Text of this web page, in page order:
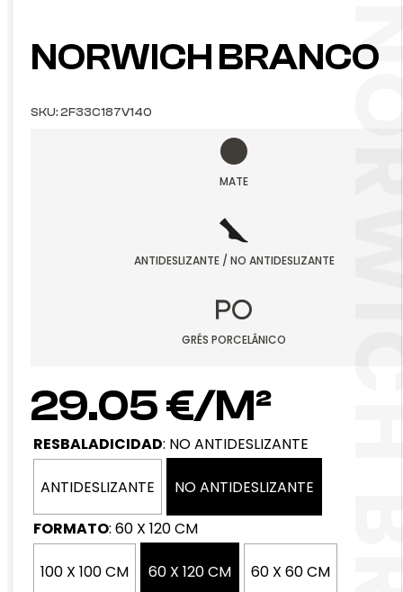
NORWICH BRANCO
SKU: 2F33C187V140
MATE
ANTIDESLIZANTE / NO ANTIDESLIZANTE
GRÉS PORCELÂNICO
29.05€
RESBALADICIDAD: NO ANTIDESLIZANTE
ANTIDESLIZANTE NO ANTIDESLIZANTE
FORMATO: 60 X 120 CM
100 X 100 CM 60 X 120 CM 60 X 60 CM